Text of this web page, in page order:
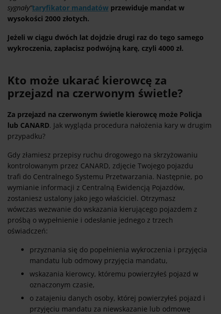
sygnały”taryfikator mandatów przewiduje mandat w
wysokości 2000 złotych.
Jeżeli w ciągu dwóch lat dojdzie drugi raz do tego samego
wykroczenia, zapłacisz podwójną karę, czyli 4000 zł.
Kto może ukarać kierowcę za
przejazd na czerwonym świetle?
Za przejazd na czerwonym świetle kierowcę może Policja
lub CANARD. Jak wygląda procedura nałożenia kary w drugim
przypadku?
Gdy złamiesz przepisy ruchu drogowego na skrzyżowaniu
kontrolowanym przez CANARD, zdjęcie Twojego pojazdu
trafi do Centralnego Systemu Przetwarzania. Następnie, po
wymianie informacji z Centralną Ewidencją Pojazdów,
zostaniesz ustalony jako jego właściciel. Otrzymasz
wówczas wezwanie do wskazania kierującego pojazdem z
prośbą o wypełnienie i odesłanie jednego z trzech
oświadczeń:
przyznania się do popełnienia wykroczenia i przyjęcia
mandatu lub odmowy przyjęcia mandatu,
wskazania kierowcy, któremu powierzyłeś pojazd w
oznaczonym czasie,
o zatajeniu danych osoby, której powierzyłeś pojazd i
przyjęciu mandatu za niewskazanie lub odmowę